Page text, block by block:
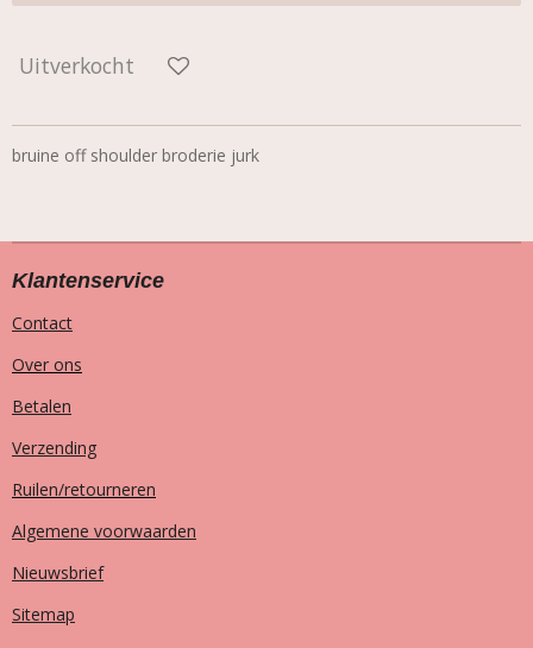
Uitverkocht
bruine off shoulder broderie jurk
Klantenservice
Contact
Over ons
Betalen
Verzending
Ruilen/retourneren
Algemene voorwaarden
Nieuwsbrief
Sitemap